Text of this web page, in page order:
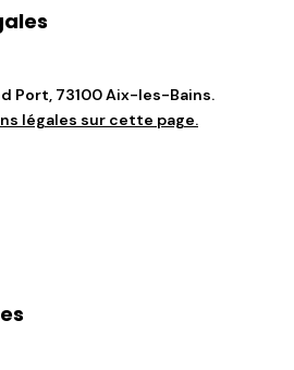
Port, 73100 Aix-les-Bains.
légales sur cette page.